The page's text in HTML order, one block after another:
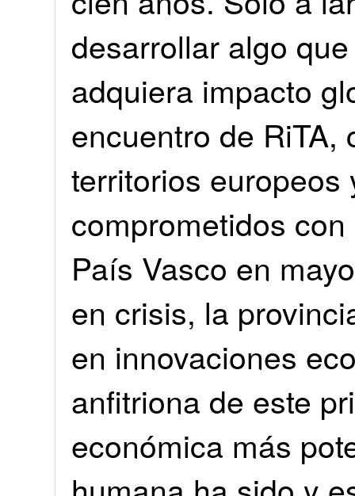
desarrollar algo
adquiera impacto
encuentro de
territorios
comprometidos
País Vasco en
en crisis, la
en innovaciones
anfitriona de este
económica más